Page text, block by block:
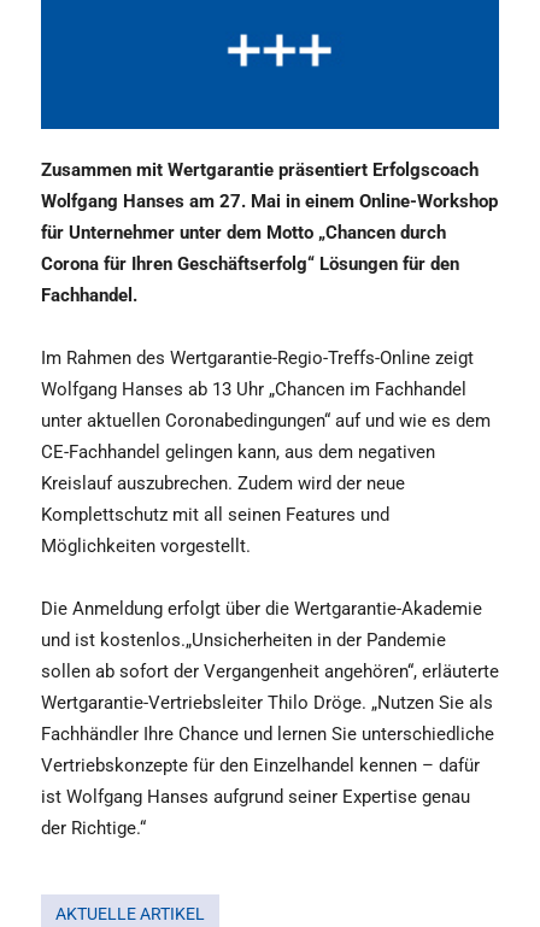
Zusammen mit Wertgarantie präsentiert Erfolgscoach
Wolfgang Hanses am 27. Mai in einem Online-Workshop
für Unternehmer unter dem Motto „Chancen durch
Corona für Ihren Geschäftserfolg“ Lösungen für den
Fachhandel.
Im Rahmen des Wertgarantie-Regio-Treffs-Online zeigt
Wolfgang Hanses ab 13 Uhr „Chancen im Fachhandel
unter aktuellen Coronabedingungen“ auf und wie es dem
CE-Fachhandel gelingen kann, aus dem negativen
Kreislauf auszubrechen. Zudem wird der neue
Komplettschutz mit all seinen Features und
Möglichkeiten vorgestellt.
Die Anmeldung erfolgt über die Wertgarantie-Akademie
und ist kostenlos.„Unsicherheiten in der Pandemie
sollen ab sofort der Vergangenheit angehören“, erläuterte
Wertgarantie-Vertriebsleiter Thilo Dröge. „Nutzen Sie als
Fachhändler Ihre Chance und lernen Sie unterschiedliche
Vertriebskonzepte für den Einzelhandel kennen – dafür
ist Wolfgang Hanses aufgrund seiner Expertise genau
der Richtige.“
AKTUELLE ARTIKEL